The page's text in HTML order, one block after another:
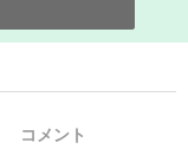
コメント